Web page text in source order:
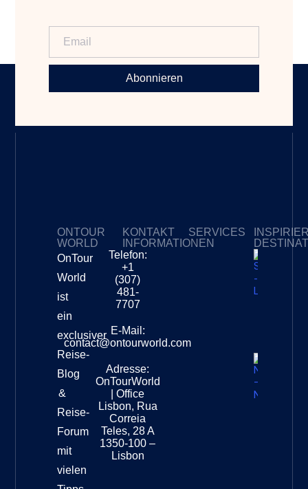
Abonnieren
ONTOUR
WORLD
OnTour
World
ist
ein
exclusiver
Reise-
Blog
&
Reise-
Forum
mit
vielen
KONTAKT
INFORMATIONEN
Telefon:
+1
(307)
481-
7707
E-Mail:
contact@ontourworld.com
Adresse:
OnTourWorld
| Office
Lisbon, Rua
Correia
Teles, 28 A
1350-100 –
Lisbon
SERVICES